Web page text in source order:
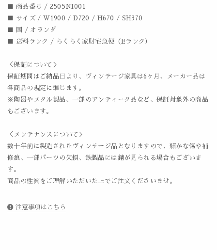
■ 商品番号 / 2505NI001
■ サイズ / W1900 / D720 / H670 / SH370
■ 国 / オランダ
■ 送料ランク / らくらく家財宅急便（Eランク）
＜保証について＞
保証期間はご納品日より、ヴィンテージ家具は6ヶ月、メーカー品は
各商品の規定に準じます。
※陶器やメタル製品、一部のアンティーク品など、保証対象外の商品
もございます。
＜メンテナンスについて＞
数十年前に製造されたヴィンテージ品となりますので、細かな傷や補
修痕、一部パーツの欠損、鉄製品には錆が見られる場合もございま
す。
商品の性質をご理解いただいた上でご注文くださいませ。
注意事項はこちら